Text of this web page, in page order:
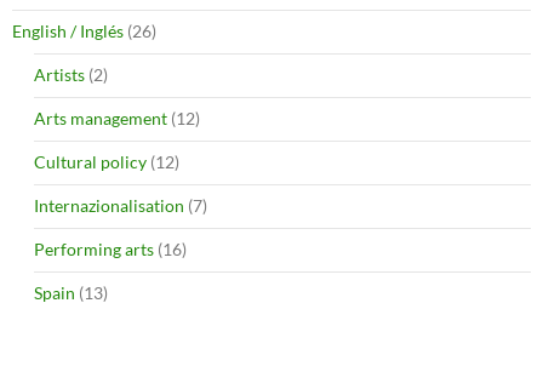
English / Inglés (26)
Artists (2)
Arts management (12)
Cultural policy (12)
Internazionalisation (7)
Performing arts (16)
Spain (13)